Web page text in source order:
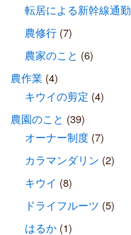
転居による新幹線通勤
農修行(7)
農家のこと (6)
農作業 (4)
キウイの剪定 (4)
農園のこと (39)
オーナー制度(7)
カラマンダリン (2)
キウイ (8)
ドライフルーツ (5)
はるか(1)